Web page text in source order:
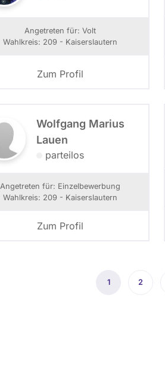
Angetreten für: Volt
Wahlkreis: 209 - Kaiserslautern
Zum Profil
Wolfgang Marius
Lauen
parteilos
Angetreten für: Einzelbewerbung
Wahlkreis: 209 - Kaiserslautern
Zum Profil
Aktuelle
1 Seite
2